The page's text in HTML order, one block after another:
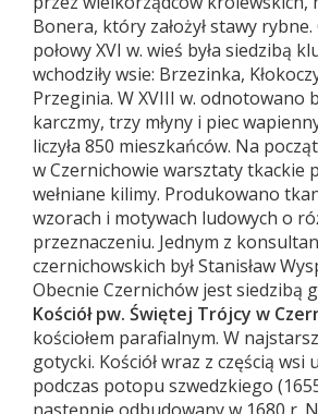
Bonera, który założył stawy
połowy XVI w. wieś była siedzibą
wchodziły wsie: Brzezinka,
Przeginia. W XVIII w. odnotowano
karczmy, trzy młyny i piec
liczyła 850 mieszkańców. Na
w Czernichowie warsztaty tkackie
wełniane kilimy. Produkowano
wzorach i motywach ludowych o
przeznaczeniu. Jednym z
czernichowskich był Stanisław
Obecnie Czernichów jest siedzibą
Kościół pw. Świętej Trójcy w
kościołem parafialnym. W
gotycki. Kościół wraz z częścią wsi
podczas potopu szwedzkiego